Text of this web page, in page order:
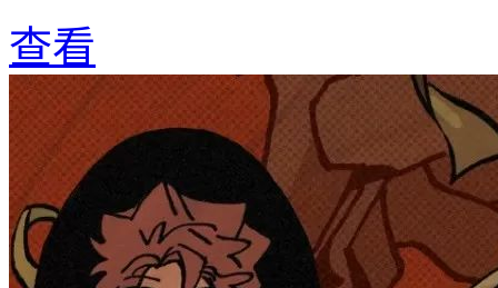
查看